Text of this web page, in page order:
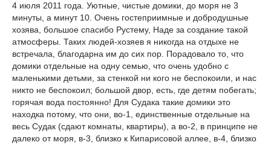
4 июля 2011 года. Уютные, чистые домики, до моря не 3
минуты, а минут 10. Очень гостеприимные и добродушные
хозява, большое спасибо Рустему, Наде за создание такой
атмосферы. Таких людей-хозяев я никогда на отдыхе не
встречала, благодарна им до сих пор. Порадовало то, что
домики отдельные на одну семью, что очень удобно с
маленькими детьми, за стенкой ни кого не беспокоили, и нас
никто не беспокоил; большой двор, есть, где детям побегать;
горячая вода постоянно! Для Судака такие домики это
находка потому, что они, во-1, единственные отдельные на
весь Судак (сдают комнаты, квартиры), а во-2, в принципе не
далеко от моря, в-3, близко к Кипарисовой аллее, в-4, близко